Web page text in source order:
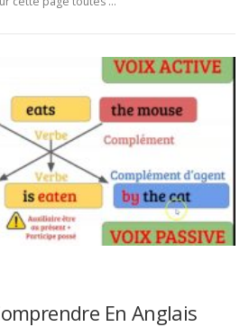
En Anglais